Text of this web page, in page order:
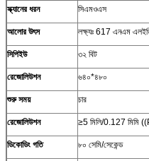
স্ক্যানের ধরন সিএমওএস
আলোর উৎস লক্ষ্যঃ 617 এনএম
সিপিইউ ৩২ বিট
রেজোলিউশন ৬৪০*৪৮০
শুরু সময় চার
রেজোলিউশন ≥5 মিলি/0.127
ডিকোডিং গতি ৮০ সেমি/সেকেন্ড